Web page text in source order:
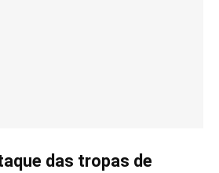
das tropas de